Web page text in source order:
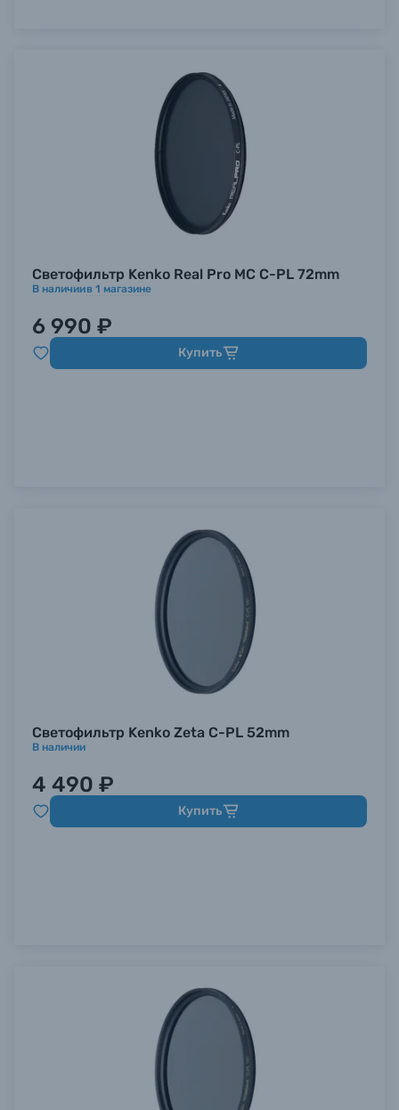
Светофильтр Kenko Real Pro MC C-PL 72mm
В наличиив 1 магазине
6 990 ₽
Купить
Светофильтр Kenko Zeta C-PL 52mm
В наличии
4 490 ₽
Купить